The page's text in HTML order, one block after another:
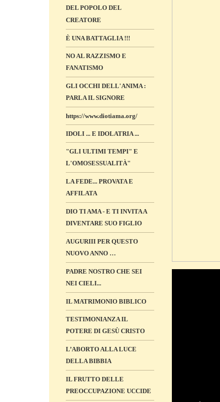
DEL POPOLO DEL
CREATORE
È UNA BATTAGLIA !!!
NO AL RAZZISMO E
FANATISMO
GLI OCCHI DELL'ANIMA :
PARLA IL SIGNORE
https://www.diotiama.org/
IDOLI ... E IDOLATRIA ...
"GLI ULTIMI TEMPI" E
L'OMOSESSUALITÀ"
LA FEDE... PROVATA E
AFFILATA
DIO TI AMA - E TI INVITA A
DIVENTARE SUO FIGLIO
AUGURIII PER QUESTO
NUOVO ANNO …
PADRE NOSTRO CHE SEI
NEI CIELI...
IL MATRIMONIO BIBLICO
TESTIMONIANZA IL
POTERE DI GESÙ CRISTO
L’ABORTO ALLA LUCE
DELLA BIBBIA
IL FRUTTO DELLE
PREOCCUPAZIONE UCCIDE